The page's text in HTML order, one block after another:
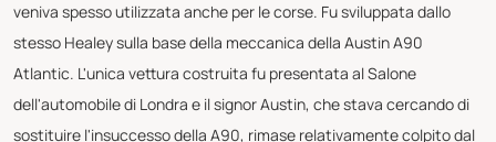
veniva spesso utilizzata anche per le corse. Fu sviluppata dallo
stesso Healey sulla base della meccanica della Austin A90
Atlantic. L'unica vettura costruita fu presentata al Salone
dell'automobile di Londra e il signor Austin, che stava cercando di
sostituire l'insuccesso della A90, rimase relativamente colpito dal